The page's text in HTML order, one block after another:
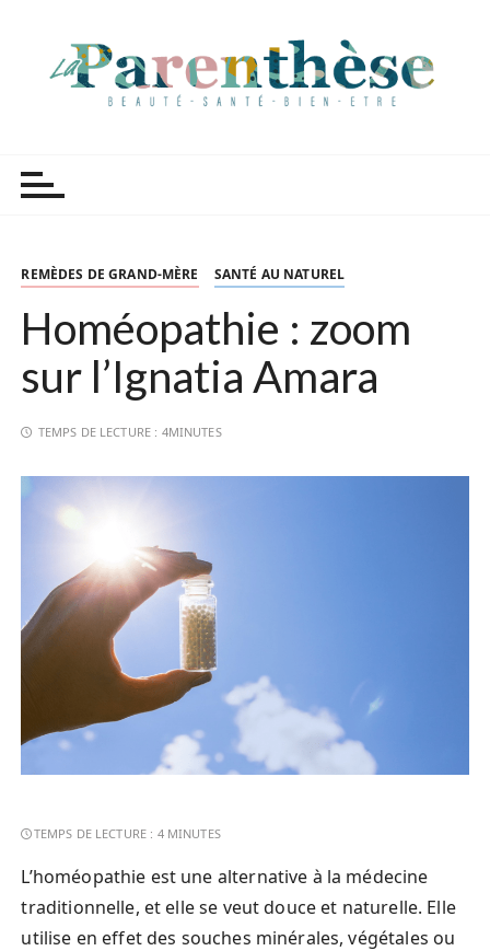
REMÈDES DE GRAND-MÈRE SANTÉ AU NATUREL
Homéopathie : zoom
sur l’Ignatia Amara
TEMPS DE LECTURE : 4MINUTES
L’homéopathie est une alternative à la médecine
traditionnelle, et elle se veut douce et naturelle. Elle
utilise en effet des souches minérales, végétales ou